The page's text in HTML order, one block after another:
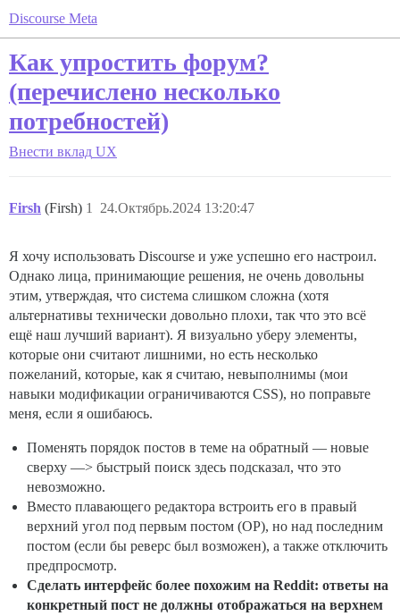
Discourse Meta
Как упростить форум?
(перечислено несколько
потребностей)
Внести вклад UX
Firsh (Firsh) 24.Октябрь.2024 13:20:47
1
Я хочу использовать Discourse и уже успешно его настроил.
Однако лица, принимающие решения, не очень довольны
этим, утверждая, что система слишком сложна (хотя
альтернативы технически довольно плохи, так что это всё
ещё наш лучший вариант). Я визуально уберу элементы,
которые они считают лишними, но есть несколько
пожеланий, которые, как я считаю, невыполнимы (мои
навыки модификации ограничиваются CSS), но поправьте
меня, если я ошибаюсь.
Поменять порядок постов в теме на обратный — новые
сверху —> быстрый поиск здесь подсказал, что это
невозможно.
Вместо плавающего редактора встроить его в правый
верхний угол под первым постом (OP), но над последним
постом (если бы реверс был возможен), а также отключить
предпросмотр.
Сделать интерфейс более похожим на Reddit: ответы на
конкретный пост не должны отображаться на верхнем